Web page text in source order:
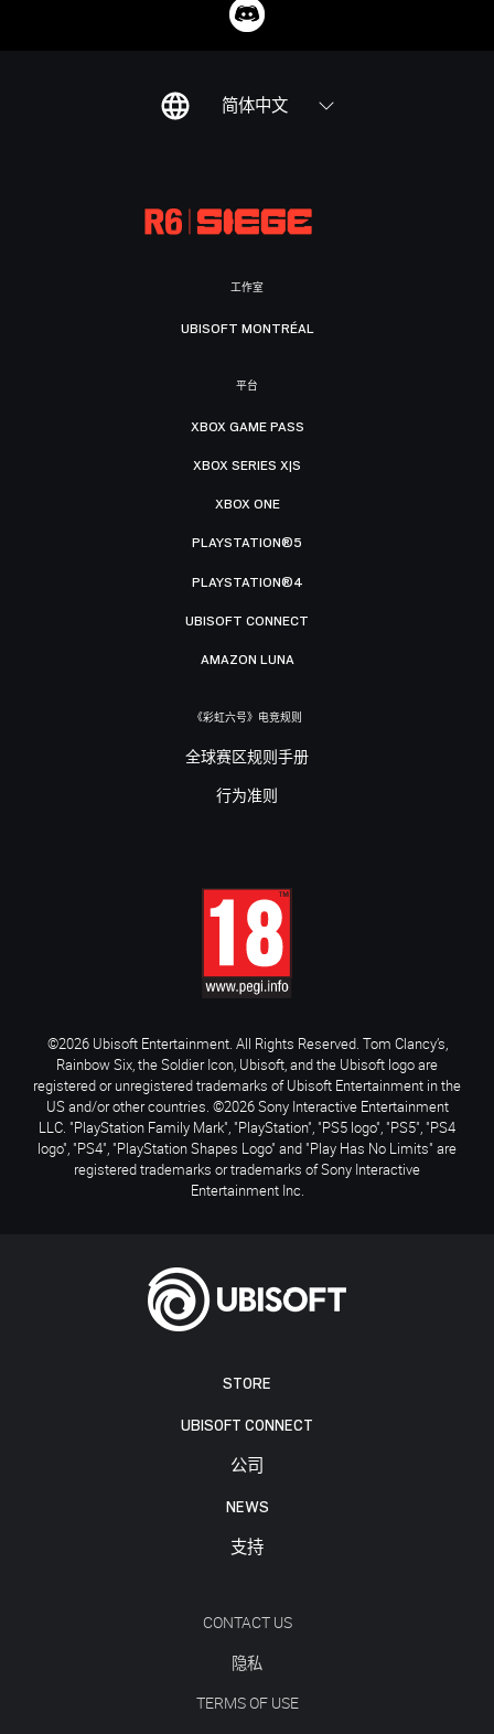
简体中文
STORE
UBISOFT CONNECT
公司
NEWS
支持
CONTACT US
隐私
TERMS OF USE
工作室
UBISOFT MONTRÉAL
平台
XBOX GAME PASS
XBOX SERIES X|S
XBOX ONE
PLAYSTATION®5
PLAYSTATION®4
UBISOFT CONNECT
AMAZON LUNA
《彩虹六号》电竞规则
全球赛区规则手册
行为准则
©2026 Ubisoft Entertainment. All Rights Reserved. Tom Clancy’s,
Rainbow Six, the Soldier Icon, Ubisoft, and the Ubisoft logo are
registered or unregistered trademarks of Ubisoft Entertainment in the
US and/or other countries. ©2026 Sony Interactive Entertainment
LLC. "PlayStation Family Mark", "PlayStation", "PS5 logo", "PS5", "PS4
logo", "PS4", "PlayStation Shapes Logo" and "Play Has No Limits" are
registered trademarks or trademarks of Sony Interactive
Entertainment Inc.